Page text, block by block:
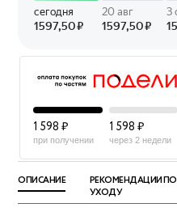
1 598 ₽
при получении
1 598 ₽
через 2 недели
ОПИСАНИЕ
РЕКОМЕНДАЦИИ ПО
УХОДУ